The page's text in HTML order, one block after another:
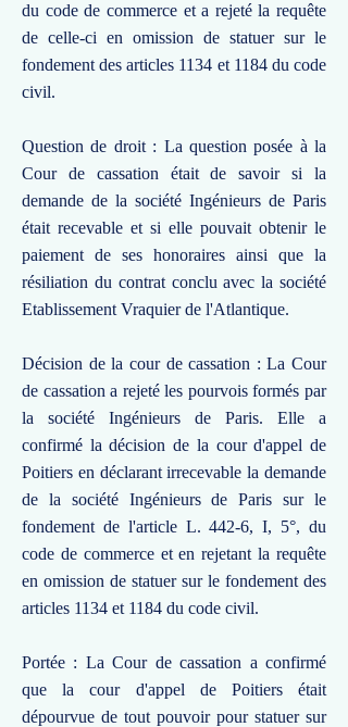
du code de commerce et a rejeté la requête
de celle-ci en omission de statuer sur le
fondement des articles 1134 et 1184 du code
civil.
Question de droit : La question posée à la
Cour de cassation était de savoir si la
demande de la société Ingénieurs de Paris
était recevable et si elle pouvait obtenir le
paiement de ses honoraires ainsi que la
résiliation du contrat conclu avec la société
Etablissement Vraquier de l'Atlantique.
Décision de la cour de cassation : La Cour
de cassation a rejeté les pourvois formés par
la société Ingénieurs de Paris. Elle a
confirmé la décision de la cour d'appel de
Poitiers en déclarant irrecevable la demande
de la société Ingénieurs de Paris sur le
fondement de l'article L. 442-6, I, 5°, du
code de commerce et en rejetant la requête
en omission de statuer sur le fondement des
articles 1134 et 1184 du code civil.
Portée : La Cour de cassation a confirmé
que la cour d'appel de Poitiers était
dépourvue de tout pouvoir pour statuer sur